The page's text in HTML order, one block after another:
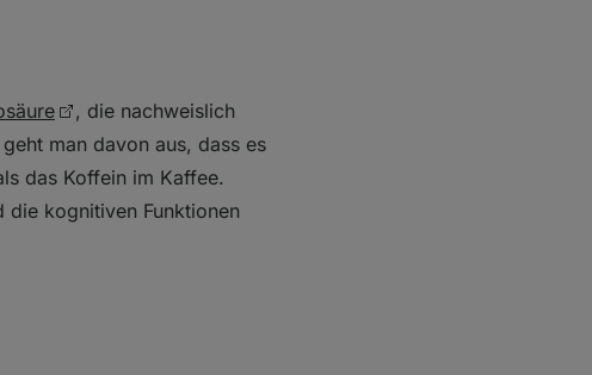
, die nachweislich
man davon aus, dass es
das Koffein im Kaffee.
die kognitiven Funktionen